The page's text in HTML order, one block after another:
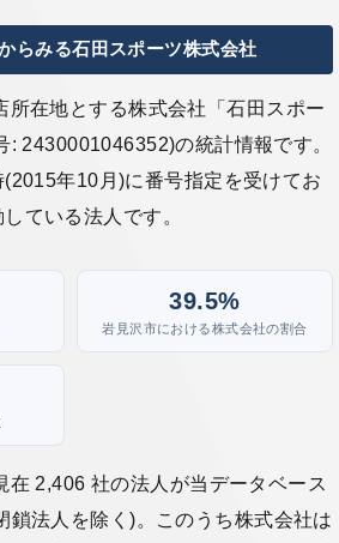
らみる石田スポーツ株式会社
所在地とする株式会社「石田スポー
: 2430001046352)の統計情報です。
年10月)に番号指定を受けてお
ている法人です。
39.5%
岩見沢市における株式会社の割合
在 2,406 社の法人が当データベース
鎖法人を除く)。このうち株式会社は